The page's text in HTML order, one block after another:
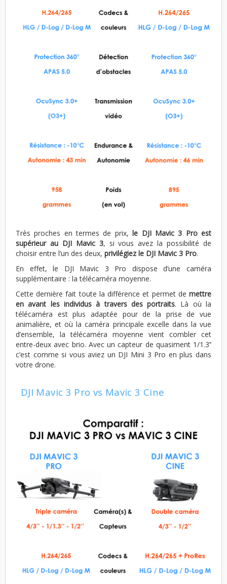
Très proches en termes de prix, le DJI Mavic 3 Pro est
supérieur au DJI Mavic 3, si vous avez la possibilité de
choisir entre l’un des deux, privilégiez le DJI Mavic 3 Pro.
En effet, le DJI Mavic 3 Pro dispose d’une caméra
supplémentaire : la télécaméra moyenne.
Cette dernière fait toute la différence et permet de mettre
en avant les individus à travers des portraits. Là où la
télécaméra est plus adaptée pour de la prise de vue
animalière, et où la caméra principale excelle dans la vue
d’ensemble, la télécaméra moyenne vient combler cet
entre-deux avec brio. Avec un capteur de quasiment 1/1.3’’
c’est comme si vous aviez un DJI Mini 3 Pro en plus dans
votre drone.
DJI Mavic 3 Pro vs Mavic 3 Cine